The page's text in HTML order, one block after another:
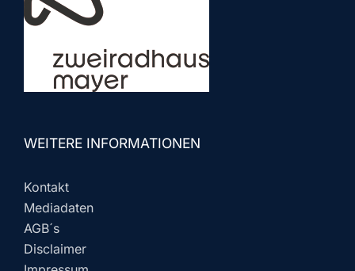
WEITERE INFORMATIONEN
Kontakt
Mediadaten
AGB´s
Disclaimer